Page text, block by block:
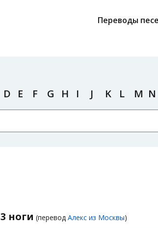
Переводы
D E F G H I J K L M N
3 ноги (перевод Алекс из Москвы)